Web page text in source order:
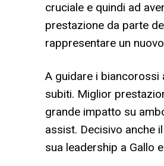
cruciale e quindi ad
prestazione da parte
rappresentare un
A guidare i biancorossi
subiti. Miglior
grande impatto su
assist. Decisivo anche
sua leadership a Gallo